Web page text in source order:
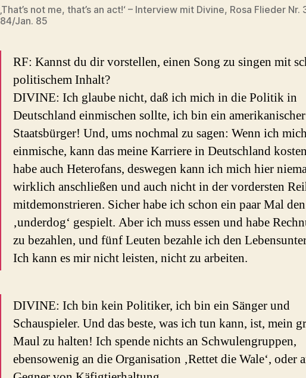
‚That’s not me, that’s an act!‘ – Interview mit Divine, Rosa Flieder Nr.
84/Jan. 85
RF: Kannst du dir vorstellen, einen Song zu singen mit
politischem Inhalt?
DIVINE: Ich glaube nicht, daß ich mich in die Politik in
Deutschland einmischen sollte, ich bin ein amerikanischer
Staatsbürger! Und, ums nochmal zu sagen: Wenn ich
einmische, kann das meine Karriere in Deutschland
habe auch Heterofans, deswegen kann ich mich hier
wirklich anschließen und auch nicht in der vordersten
mitdemonstrieren. Sicher habe ich schon ein paar Mal den
‚underdog‘ gespielt. Aber ich muss essen und habe
zu bezahlen, und fünf Leuten bezahle ich den
Ich kann es mir nicht leisten, nicht zu arbeiten.
DIVINE: Ich bin kein Politiker, ich bin ein Sänger und
Schauspieler. Und das beste, was ich tun kann, ist, mein
Maul zu halten! Ich spende nichts an Schwulengruppen,
ebensowenig an die Organisation ‚Rettet die Wale‘, oder